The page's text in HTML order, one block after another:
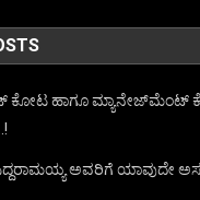
ಕೋಟ ಹಾಗೂ ಮ್ಯಾನೇಜ್‍ಮೆಂಟ್
ಅವರಿಗೆ ಯಾವುದೇ